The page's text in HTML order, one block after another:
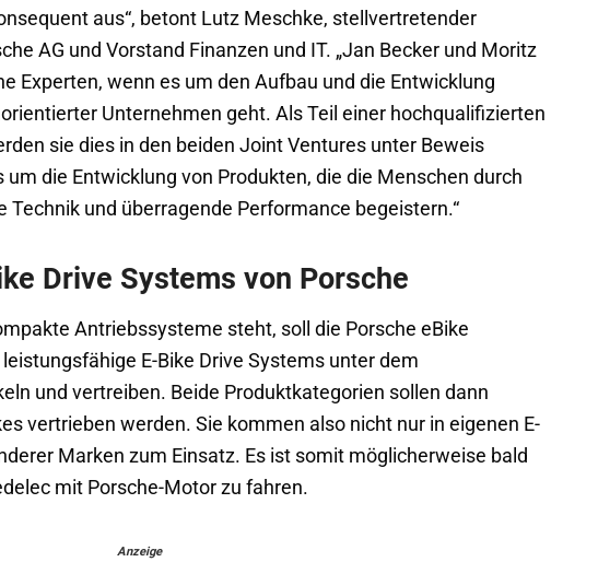
aus“, betont Lutz Meschke, stellvertretender
AG und Vorstand Finanzen und IT. „Jan Becker und Moritz
Experten, wenn es um den Aufbau und die Entwicklung
Unternehmen geht. Als Teil einer hochqualifizierten
sie dies in den beiden Joint Ventures unter Beweis
die Entwicklung von Produkten, die die Menschen durch
und überragende Performance begeistern.“
Drive Systems von Porsche
Antriebssysteme steht, soll die Porsche eBike
E-Bike Drive Systems unter dem
und vertreiben. Beide Produktkategorien sollen dann
vertrieben werden. Sie kommen also nicht nur in eigenen E-
Marken zum Einsatz. Es ist somit möglicherweise bald
mit Porsche-Motor zu fahren.
Anzeige